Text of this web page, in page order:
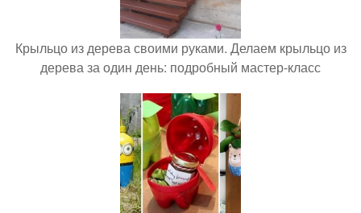
Крыльцо из дерева своими руками. Делаем крыльцо из
дерева за один день: подробный мастер-класс